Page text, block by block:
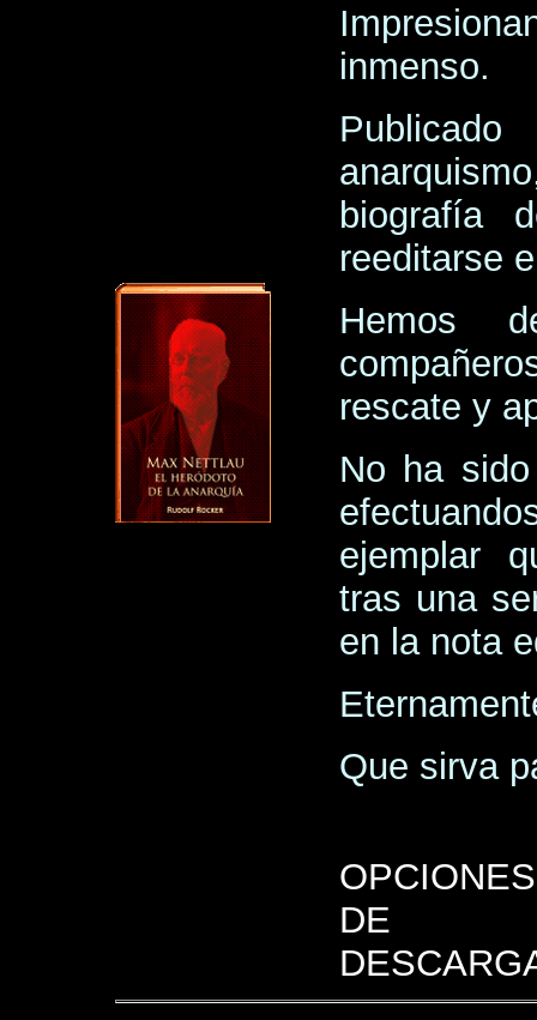
inmenso.
biografía
reeditarse
Hemos
rescate y
No ha
ejemplar
tras una
en la nota
Que sirva
OPCIONES
DE